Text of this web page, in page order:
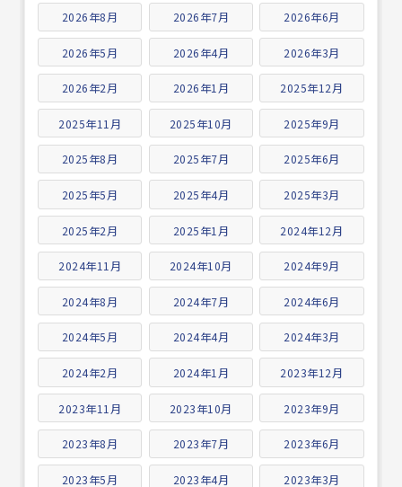
2026年8月 2026年7月 2026年6月
2026年5月 2026年4月 2026年3月
2026年2月 2026年1月 2025年12月
2025年11月 2025年10月 2025年9月
2025年8月 2025年7月 2025年6月
2025年5月 2025年4月 2025年3月
2025年2月 2025年1月 2024年12月
2024年11月 2024年10月 2024年9月
2024年8月 2024年7月 2024年6月
2024年5月 2024年4月 2024年3月
2024年2月 2024年1月 2023年12月
2023年11月 2023年10月 2023年9月
2023年8月 2023年7月 2023年6月
2023年5月 2023年4月 2023年3月